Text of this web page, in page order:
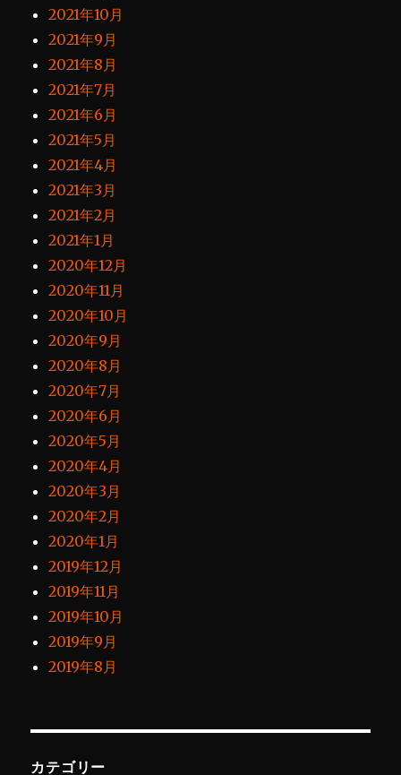
2021年10月
2021年9月
2021年8月
2021年7月
2021年6月
2021年5月
2021年4月
2021年3月
2021年2月
2021年1月
2020年12月
2020年11月
2020年10月
2020年9月
2020年8月
2020年7月
2020年6月
2020年5月
2020年4月
2020年3月
2020年2月
2020年1月
2019年12月
2019年11月
2019年10月
2019年9月
2019年8月
カテゴリー